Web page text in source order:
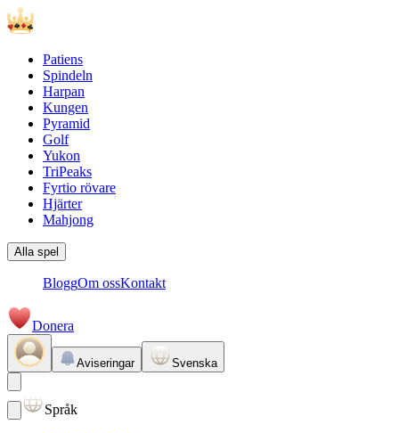
Patiens
Spindeln
Harpan
Kungen
Pyramid
Golf
Yukon
TriPeaks
Fyrtio rövare
Hjärter
Mahjong
Alla spel
BloggOm ossKontakt
Donera
Aviseringar Svenska
Språk